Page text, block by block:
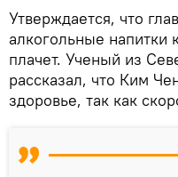
Утверждается, что
алкогольные напитки
плачет. Ученый из
рассказал, что Ким
здоровье, так как